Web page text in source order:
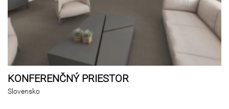
KONFERENČNÝ PRIESTOR
Slovensko